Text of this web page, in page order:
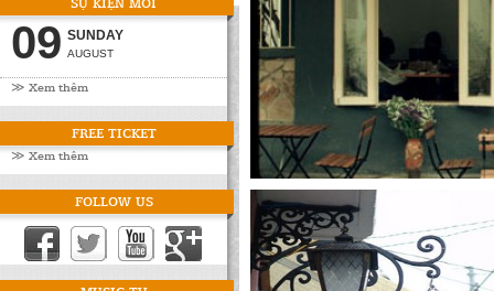
09 SUNDAY
AUGUST
≫ Xem thêm
FREE TICKET
≫ Xem thêm
FOLLOW US